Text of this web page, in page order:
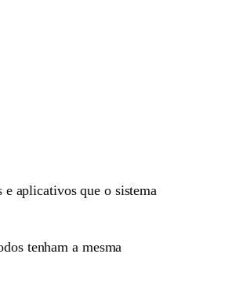
aplicativos que o sistema
tenham a mesma